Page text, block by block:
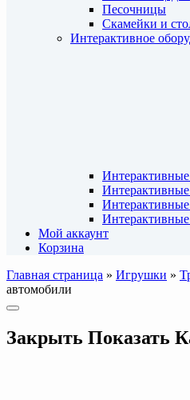
Песочницы
Скамейки и
Интерактивное
Мой аккаунт
Корзина
Главная страница » Игрушки »
автомобили
Закрыть Показать